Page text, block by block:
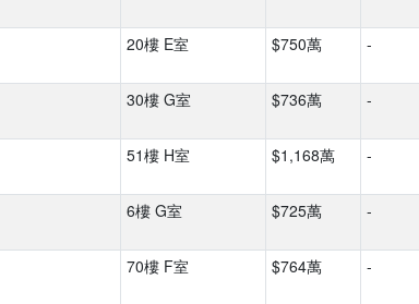
20樓 E室 $750萬 -
30樓 G室 $736萬 -
51樓 H室 $1,168萬 -
6樓 G室 $725萬 -
70樓 F室 $764萬 -